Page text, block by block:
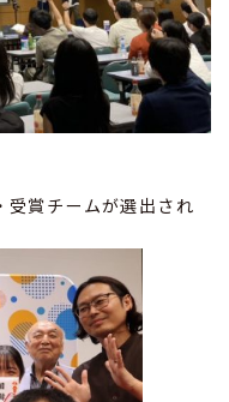
受賞チームが選出され